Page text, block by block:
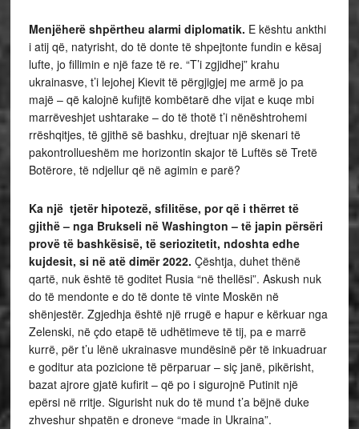
Menjëherë shpërtheu alarmi diplomatik. E kështu ankthi
i atij që, natyrisht, do të donte të shpejtonte fundin e kësaj
lufte, jo fillimin e një faze të re. “T’i zgjidhej” krahu
ukrainasve, t’i lejohej Kievit të përgjigjej me armë jo pa
majë – që kalojnë kufijtë kombëtarë dhe vijat e kuqe mbi
marrëveshjet ushtarake – do të thotë t’i nënështrohemi
rrëshqitjes, të gjithë së bashku, drejtuar një skenari të
pakontrollueshëm me horizontin skajor të Luftës së Tretë
Botërore, të ndjellur që në agimin e parë?
Ka një tjetër hipotezë, sfilitëse, por që i thërret të
gjithë – nga Brukseli në Washington – të japin përsëri
provë të bashkësisë, të seriozitetit, ndoshta edhe
kujdesit, si në atë dimër 2022. Çështja, duhet thënë
qartë, nuk është të goditet Rusia “në thellësi”. Askush nuk
do të mendonte e do të donte të vinte Moskën në
shënjestër. Zgjedhja është një rrugë e hapur e kërkuar nga
Zelenski, në çdo etapë të udhëtimeve të tij, pa e marrë
kurrë, për t’u lënë ukrainasve mundësinë për të inkuadruar
e goditur ata pozicione të përparuar – siç janë, pikërisht,
bazat ajrore gjatë kufirit – që po i sigurojnë Putinit një
epërsi në rritje. Sigurisht nuk do të mund t’a bëjnë duke
zhveshur shpatën e droneve “made in Ukraina”.